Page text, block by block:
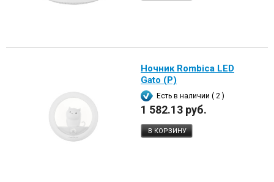
Ночник Rombica LED
Gato (Р)
Есть в наличии ( 2 )
1 582.13 руб.
В КОРЗИНУ